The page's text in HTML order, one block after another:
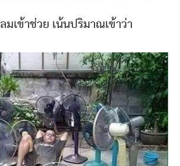
มเข้าช่วย เน้นปริมาณเข้าว่า